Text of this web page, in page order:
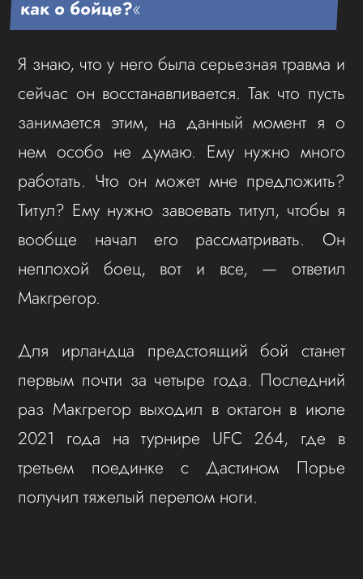
как о бойце?«
Я знаю, что у него была серьезная травма и
сейчас он восстанавливается. Так что пусть
занимается этим, на данный момент я о
нем особо не думаю. Ему нужно много
работать. Что он может мне предложить?
Титул? Ему нужно завоевать титул, чтобы я
вообще начал его рассматривать. Он
неплохой боец, вот и все, — ответил
Макгрегор.
Для ирландца предстоящий бой станет
первым почти за четыре года. Последний
раз Макгрегор выходил в октагон в июле
2021 года на турнире UFC 264, где в
третьем поединке с Дастином Порье
получил тяжелый перелом ноги.